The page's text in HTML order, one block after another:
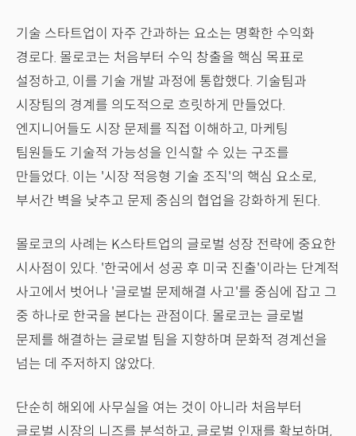
기술 스타트업이 자주 간과하는 요소는 명확한 수익화
경로다. 몰로코는 처음부터 수익 창출을 핵심 목표로
설정하고, 이를 기술 개발 과정에 통합했다. 기술팀과
시장팀의 경계를 의도적으로 흐릿하게 만들었다.
엔지니어들도 시장 문제를 직접 이해하고, 마케팅
팀원들도 기술적 가능성을 인식할 수 있는 구조를
만들었다. 이는 '시장 적응형 기술 조직'의 핵심 요소로,
부서간 벽을 낮추고 문제 중심의 협업을 강화하게 된다.
몰로코의 사례는 K스타트업의 글로벌 성장 전략에 중요한
시사점이 있다. '한국에서 성공 후 미국 진출'이라는 단계적
사고에서 벗어나 '글로벌 문제해결 사고'를 중심에 잡고 그
중 하나로 한국을 본다는 관점이다. 몰로코는 글로벌
문제를 해결하는 글로벌 팀을 지향하며 문화적 경계선을
넘는 데 주저하지 않았다.
단순히 해외에 사무실을 여는 것이 아니라 처음부터
글로벌 시장의 니즈를 분석하고, 글로벌 인재를 확보하며,